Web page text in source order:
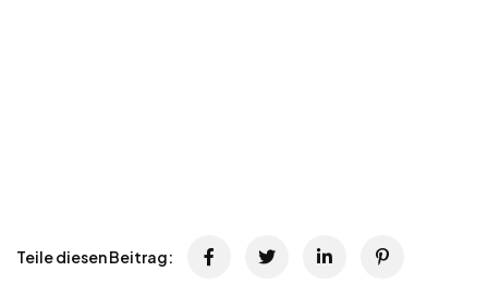
Teile diesen Beitrag: